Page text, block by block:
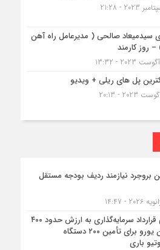
سیدمیعاد صالحی ( مدیرعامل راه آهن
روز کارمند
پل های ریلی + ویدیو
بروجرد نیازمند ردیف بودجه مستقل
امضای قرارداد سرمایه‌گذاری به ارزش حدود ۴۰۰
میلیون یورو برای تأمین ۲۰۰ دستگاه
باری